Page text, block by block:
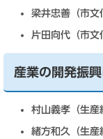
梁井忠善（市文
片田向代（市文
産業の開発振
村山義孝（生産
緒方和久（生産